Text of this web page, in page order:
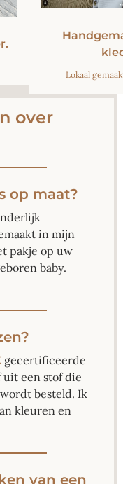
Lokaal
over
op maat?
in mijn
pakje op uw
baby.
gecertificeerde
uit een stof die
besteld. Ik
kleuren en
van een